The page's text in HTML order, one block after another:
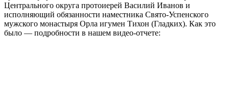
Центрального округа протоиерей Василий Иванов и
исполняющий обязанности наместника Свято-Успенского
мужского монастыря Орла игумен Тихон (Гладких). Как это
было — подробности в нашем видео-отчете: